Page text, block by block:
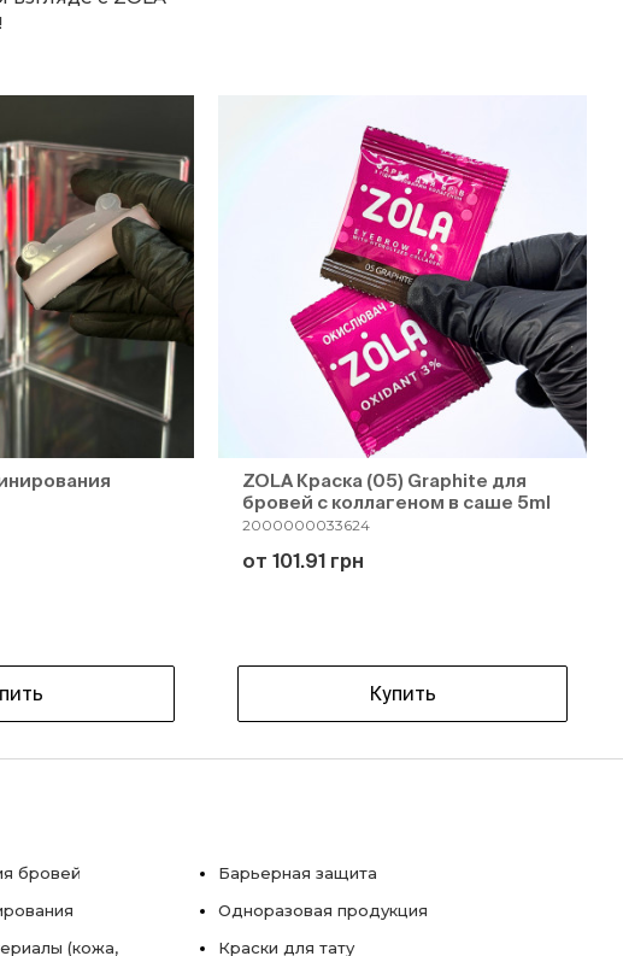
ZOLA Краска (05) Graphite для
бровей с коллагеном в саше 5ml
2000000033624
от 101.91 грн
Купить
бровей
(кожа,
Барьерная защита
Одноразовая продукция
Краски для тату